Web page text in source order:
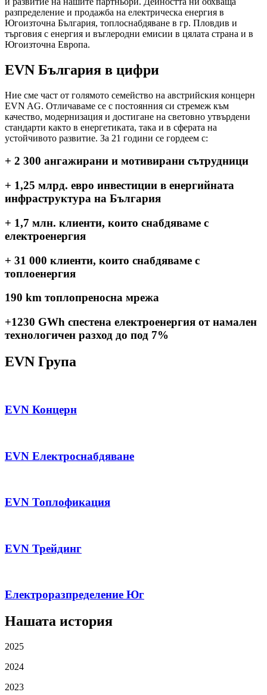
разпределение и продажба на електрическа енергия в
Югоизточна България, топлоснабдяване в гр. Пловдив и
търговия с енергия и въглеродни емисии в цялата страна и в
Югоизточна Европа.
EVN България в цифри
Ние сме част от голямото семейство на австрийския концерн
EVN AG. Отличаваме се с постоянния си стремеж към
качество, модернизация и достигане на световно утвърдени
стандарти както в енергетиката, така и в сферата на
устойчивото развитие. За 21 години се гордеем с:
+ 2 300 ангажирани и мотивирани сътрудници
+ 1,25 млрд. евро инвестиции в енергийната
инфраструктура на България
+ 1,7 млн. клиенти, които снабдяваме с
електроенергия
+ 31 000 клиенти, които снабдяваме с
топлоенергия
190 km топлопреносна мрежа
+1230 GWh спестена електроенергия от намален
технологичен разход до под 7%
EVN Група
EVN Концерн
EVN Електроснабдяване
EVN Топлофикация
EVN Трейдинг
Електроразпределение Юг
Нашата история
2025
2024
2023